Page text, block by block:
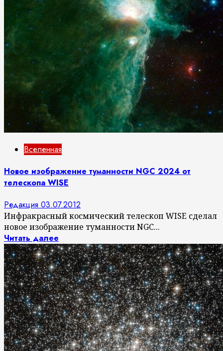
Вселенная
Новое изображение туманности NGC 2024 от
телескопа WISE
Редакция 03.07.2012
Инфракрасный космический телескоп WISE сделал
новое изображение туманности NGC...
Читать далее